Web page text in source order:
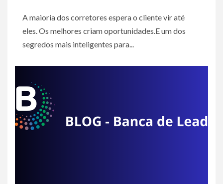
A maioria dos corretores espera o cliente vir até
eles. Os melhores criam oportunidades.E um dos
segredos mais inteligentes para...